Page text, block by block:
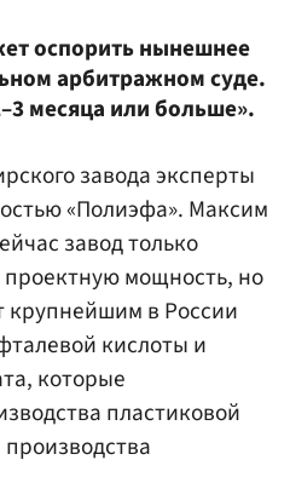
оспорить нынешнее
арбитражном суде.
месяца или больше».
завода эксперты
«Полиэфа». Максим
завод только
мощность, но
крупнейшим в России
кислоты и
которые
пластиковой